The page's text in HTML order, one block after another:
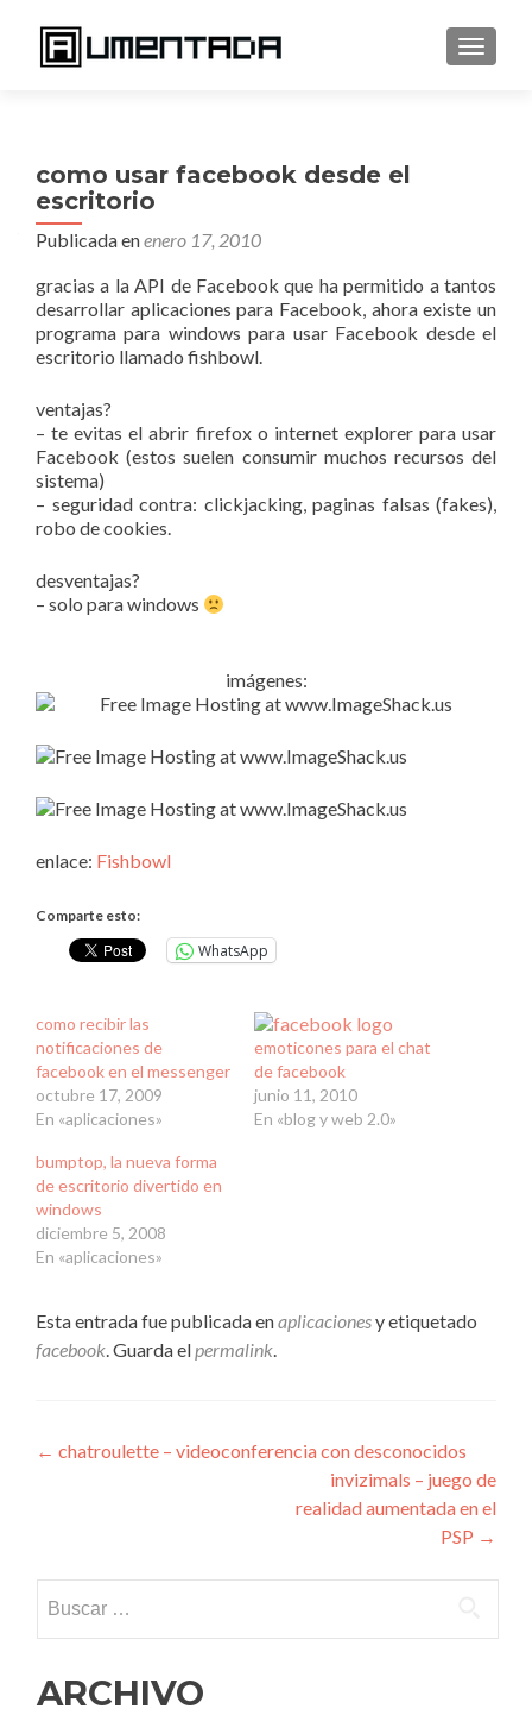
como usar facebook desde el
escritorio
Publicada enenero 17, 2010
gracias a la API de Facebook que ha permitido a tantos
desarrollar aplicaciones para Facebook, ahora existe un
programa para windows para usar Facebook desde el
escritorio llamado fishbowl.
ventajas?
– te evitas el abrir firefox o internet explorer para usar
Facebook (estos suelen consumir muchos recursos del
sistema)
– seguridad contra: clickjacking, paginas falsas (fakes),
robo de cookies.
desventajas?
– solo para windows
imágenes:
enlace: Fishbowl
Comparte esto:
WhatsApp
como recibir las
notificaciones de
facebook en el messenger
octubre 17, 2009
En «aplicaciones»
emoticones para el chat
de facebook
junio 11, 2010
En «blog y web 2.0»
bumptop, la nueva forma
de escritorio divertido en
windows
diciembre 5, 2008
En «aplicaciones»
Esta entrada fue publicada enaplicacionesy etiquetado
facebook. Guarda elpermalink.
Navegación
← chatroulette – videoconferencia con desconocidos
invizimals – juego de
realidad aumentada en el
PSP →
ARCHIVO